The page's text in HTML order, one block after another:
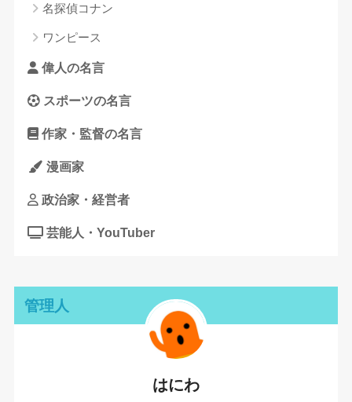
名探偵コナン
ワンピース
偉人の名言
スポーツの名言
作家・監督の名言
漫画家
政治家・経営者
芸能人・YouTuber
管理人
はにわ